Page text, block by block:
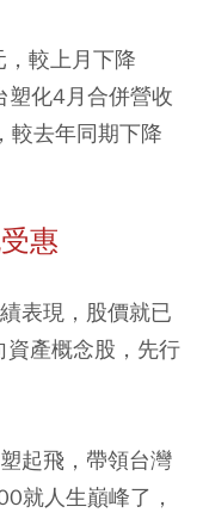
較上月下降
塑化4月合併營收
較去年同期下降
惠
表現，股價就已
資產概念股，先行
起飛，帶領台灣
就人生巔峰了，